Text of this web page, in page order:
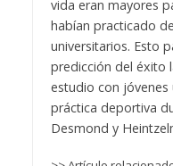
vida eran mayores
habían practicado
universitarios. Esto
predicción del éxito
estudio con jóvenes
práctica deportiva
Desmond y